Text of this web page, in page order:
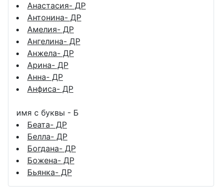
Анастасия- ДР
Антонина- ДР
Амелия- ДР
Ангелина- ДР
Анжела- ДР
Арина- ДР
Анна- ДР
Анфиса- ДР
имя с буквы - Б
Беата- ДР
Белла- ДР
Богдана- ДР
Божена- ДР
Бьянка- ДР